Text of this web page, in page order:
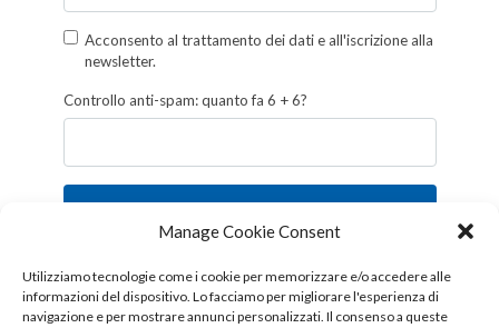
Manage Cookie Consent
Utilizziamo tecnologie come i cookie per memorizzare e/o accedere alle
informazioni del dispositivo. Lo facciamo per migliorare l'esperienza di
navigazione e per mostrare annunci personalizzati. Il consenso a queste
Acconsento al trattamento dei dati e all'iscrizione alla
newsletter.
Controllo anti-spam: quanto fa 6 + 6?
Iscriviti
Follow us!